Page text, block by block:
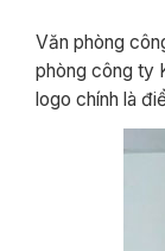
Văn phòng
phòng công ty
logo chính là